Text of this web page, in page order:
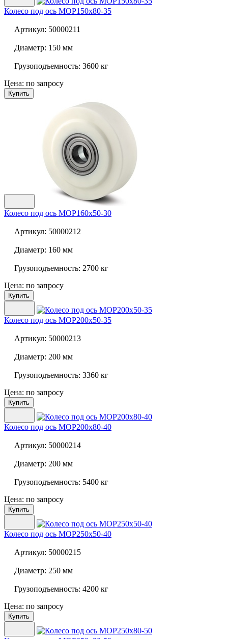
Колесо под ось MOP150x80-35
Артикул: 50000211
Диаметр: 150 мм
Грузоподъемность: 3600 кг
Цена: по запросу
Купить
Колесо под ось MOP160x50-30
Артикул: 50000212
Диаметр: 160 мм
Грузоподъемность: 2700 кг
Цена: по запросу
Купить
Колесо под ось MOP200x50-35
Артикул: 50000213
Диаметр: 200 мм
Грузоподъемность: 3360 кг
Цена: по запросу
Купить
Колесо под ось MOP200x80-40
Артикул: 50000214
Диаметр: 200 мм
Грузоподъемность: 5400 кг
Цена: по запросу
Купить
Колесо под ось MOP250x50-40
Артикул: 50000215
Диаметр: 250 мм
Грузоподъемность: 4200 кг
Цена: по запросу
Купить